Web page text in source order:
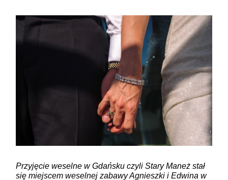
ZAMIEŚĆ KOMENTARZ
Przyjęcie weselne w Gdańsku czyli Stary Maneż stał
się miejscem weselnej zabawy Agnieszki i Edwina w